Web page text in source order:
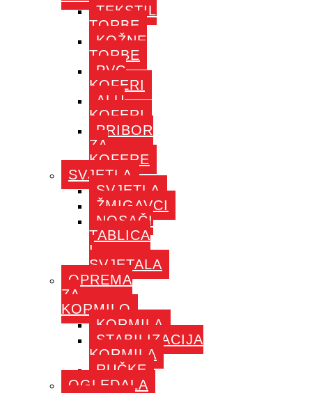
TEKSTIL
TORBE
KOŽNE
TORBE
PVC
KOFERI
ALU
KOFERI
PRIBOR
ZA
KOFERE
SVJETLA
SVJETLA
ŽMIGAVCI
NOSAČI
TABLICA
I
SVJETALA
OPREMA
ZA
KORMILO
KORMILA
STABILIZACIJA
KORMILA
RUČKE
OGLEDALA